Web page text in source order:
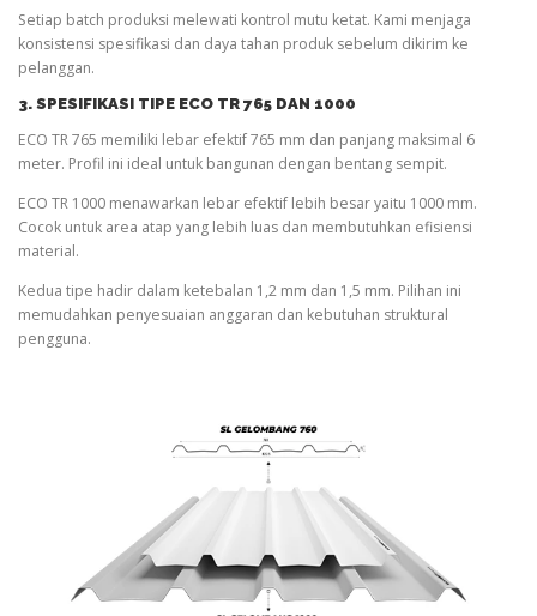
Setiap batch produksi melewati kontrol mutu ketat. Kami menjaga
konsistensi spesifikasi dan daya tahan produk sebelum dikirim ke
pelanggan.
3. SPESIFIKASI TIPE ECO TR 765 DAN 1000
ECO TR 765 memiliki lebar efektif 765 mm dan panjang maksimal 6
meter. Profil ini ideal untuk bangunan dengan bentang sempit.
ECO TR 1000 menawarkan lebar efektif lebih besar yaitu 1000 mm.
Cocok untuk area atap yang lebih luas dan membutuhkan efisiensi
material.
Kedua tipe hadir dalam ketebalan 1,2 mm dan 1,5 mm. Pilihan ini
memudahkan penyesuaian anggaran dan kebutuhan struktural
pengguna.